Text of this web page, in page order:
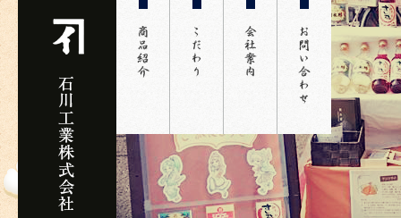
商品紹介 こだわり 会社案内お問い合